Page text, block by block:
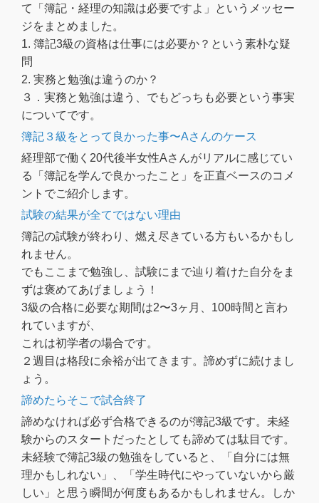
て「簿記・経理の知識は必要ですよ」というメッセー
ジをまとめました。
1. 簿記3級の資格は仕事には必要か？という素朴な疑
問
2. 実務と勉強は違うのか？
３．実務と勉強は違う、でもどっちも必要という事実
についてです。
簿記３級をとって良かった事〜Aさんのケース
経理部で働く20代後半女性Aさんがリアルに感じてい
る「簿記を学んで良かったこと」を正直ベースのコメ
ントでご紹介します。
試験の結果が全てではない理由
簿記の試験が終わり、燃え尽きている方もいるかもし
れません。
でもここまで勉強し、試験にまで辿り着けた自分をま
ずは褒めてあげましょう！
3級の合格に必要な期間は2〜3ヶ月、100時間と言わ
れていますが、
これは初学者の場合です。
２週目は格段に余裕が出てきます。諦めずに続けまし
ょう。
諦めたらそこで試合終了
諦めなければ必ず合格できるのが簿記3級です。未経
験からのスタートだったとしても諦めては駄目です。
未経験で簿記3級の勉強をしていると、「自分には無
理かもしれない」、「学生時代にやっていないから厳
しい」と思う瞬間が何度もあるかもしれません。しか